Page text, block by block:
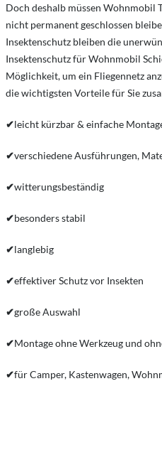
Doch deshalb müssen Wohnmobil
nicht permanent geschlossen
Insektenschutz bleiben die
Insektenschutz für Wohnmobil
Möglichkeit, um ein Fliegennetz
die wichtigsten Vorteile für Sie
✔leicht kürzbar & einfache
✔verschiedene Ausführungen,
✔witterungsbeständig
✔besonders stabil
✔langlebig
✔effektiver Schutz vor Insekten
✔große Auswahl
✔Montage ohne Werkzeug und
✔für Camper, Kastenwagen,